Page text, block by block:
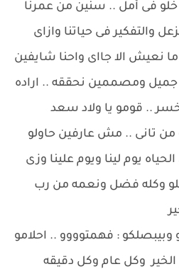
خلو فى أمل .. سنين من عمرنا
والتفكير فى حياتنا وازاى
نعيش الا جااى واحنا شايفين
جميل ومصممين نحققه .. اراده
.. قومو يا ولاد سعد
من تانى .. مش عارفين حاولو
يوم لينا ويوم علينا وزى
وكله فضل ونعمه من رب
: فهمتوووو .. احلامو
وكل عام وكل دقيقه